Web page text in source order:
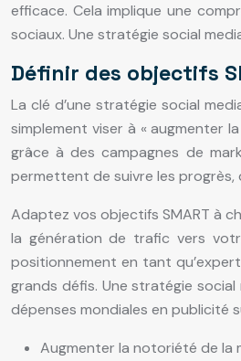
efficace. Cela implique une
sociaux. Une stratégie social
Définir des objectifs
La clé d’une stratégie social
simplement viser à « augmenter
grâce à des campagnes de
permettent de suivre les progrès,
Adaptez vos objectifs SMART à
la génération de trafic vers
positionnement en tant
grands défis. Une stratégie
dépenses mondiales en publicité
Augmenter la notoriété de la